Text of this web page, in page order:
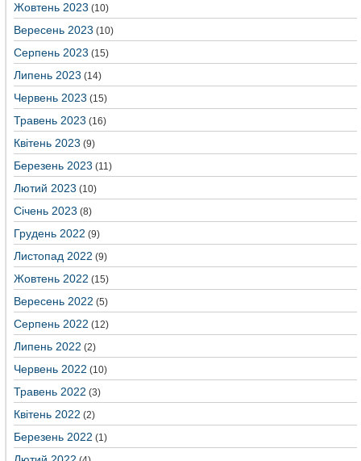
Жовтень 2023 (10)
Вересень 2023 (10)
Серпень 2023 (15)
Липень 2023 (14)
Червень 2023 (15)
Травень 2023 (16)
Квітень 2023 (9)
Березень 2023 (11)
Лютий 2023 (10)
Січень 2023 (8)
Грудень 2022 (9)
Листопад 2022 (9)
Жовтень 2022 (15)
Вересень 2022 (5)
Серпень 2022 (12)
Липень 2022 (2)
Червень 2022 (10)
Травень 2022 (3)
Квітень 2022 (2)
Березень 2022 (1)